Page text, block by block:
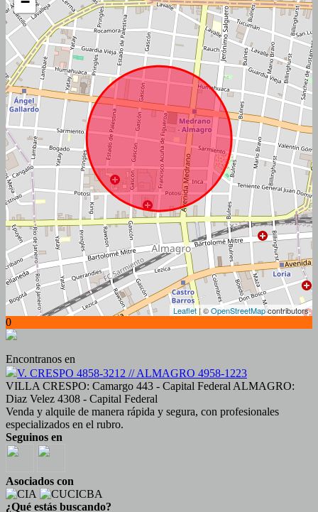
Leaflet | ©OpenStreetMapcontributors
0
Encontranos en
V. CRESPO 4858-3212 // ALMAGRO 4958-1223
VILLA CRESPO: Camargo 443 - Capital Federal ALMAGRO:
Diaz Velez 4308 - Capital Federal
Venda y alquile de manera rápida y segura, con profesionales
especializados en el rubro.
Seguinos en
Asociados con
¿Qué estás buscando?